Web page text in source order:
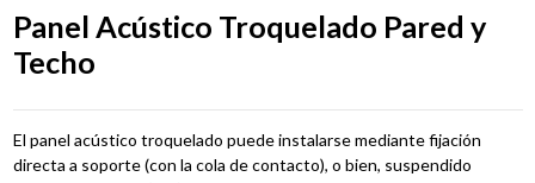
Panel Acústico Troquelado Pared y
Techo
El panel acústico troquelado puede instalarse mediante fijación
directa a soporte (con la cola de contacto), o bien, suspendido